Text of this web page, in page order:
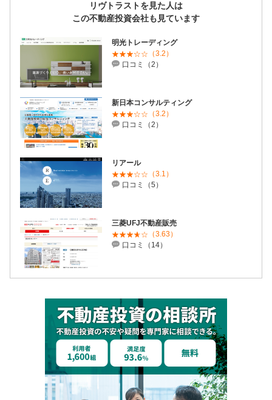
リヴトラストを見た人は
この不動産投資会社も見ています
明光トレーディング
（3.2）
口コミ（2）
新日本コンサルティング
（3.2）
口コミ（2）
リアール
（3.1）
口コミ（5）
三菱UFJ不動産販売
（3.63）
口コミ（14）